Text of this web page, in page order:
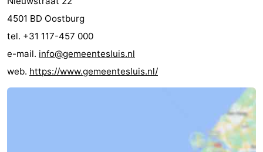
trinken
Praktisch
Forum
Route
4501 BD Oostburg
tel. +31 117-457 000
e-mail. info@gemeentesluis.nl
web. https://www.gemeentesluis.nl/